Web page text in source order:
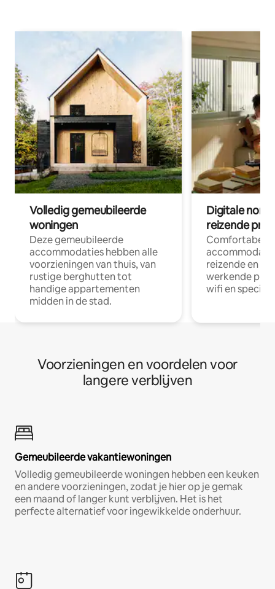
Volledig gemeubileerde
woningen
Deze gemeubileerde
accommodaties hebben alle
voorzieningen van thuis, van
rustige berghutten tot
handige appartementen
midden in de stad.
Digitale
reizende
Comfortabele
reizende en
werkende
wifi en
Voorzieningen en voordelen voor
langere verblijven
Gemeubileerde vakantiewoningen
Volledig gemeubileerde woningen hebben een keuken
en andere voorzieningen, zodat je hier op je gemak
een maand of langer kunt verblijven. Het is het
perfecte alternatief voor ingewikkelde onderhuur.